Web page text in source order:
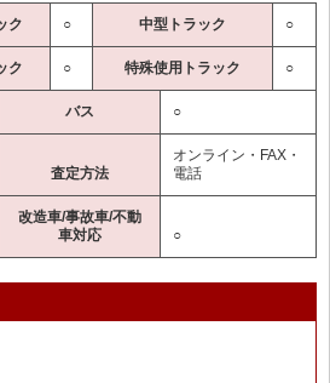
ク ○ 中型トラック ○
ク ○ 特殊使用トラック ○
バス ○
査定方法
オンライン・FAX・
電話
改造車/事故車/不動
車対応
○